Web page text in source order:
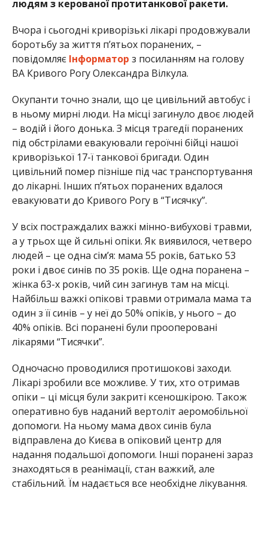
людям з керованої протитанкової ракети.
Вчора і сьогодні криворізькі лікарі продовжували
боротьбу за життя п’ятьох поранених, –
повідомляє Інформатор з посиланням на голову
ВА Кривого Рогу Олександра Вілкула.
Окупанти точно знали, що це цивільний автобус і
в ньому мирні люди. На місці загинуло двоє людей
– водій і його донька. З місця трагедії поранених
під обстрілами евакуювали героїчні бійці нашої
криворізької 17-ї танкової бригади. Один
цивільний помер пiзнiше під час транспортування
до лікарні. Інших п’ятьох поранених вдалося
евакуювати до Кривого Рогу в “Тисячку”.
У всіх постраждалих важкі мінно-вибухові травми,
а у трьох ще й сильні опіки. Як виявилося, четверо
людей – це одна сім’я: мама 55 років, батько 53
роки і двоє синів по 35 років. Ще одна поранена –
жінка 63-х років, чий син загинув там на місці.
Найбільш важкі опікові травми отримала мама та
один з її синів – у неї до 50% опіків, у нього – до
40% опіків. Всі поранені були прооперовані
лікарями “Тисячки”.
Одночасно проводилися протишокові заходи.
Лікарі зробили все можливе. У тих, хто отримав
опіки – ці місця були закриті ксеношкірою. Також
оперативно був наданий вертоліт аеромобільної
допомоги. На ньому мама двох синів була
відправлена до Києва в опіковий центр для
надання подальшої допомоги. Інші поранені зараз
знаходяться в реанімації, стан важкий, але
стабільний. Їм надається все необхідне лікування.